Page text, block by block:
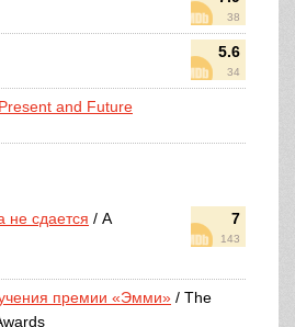
38
5.6
34
and Future
7
143
не сдается / A
премии «Эмми» / The